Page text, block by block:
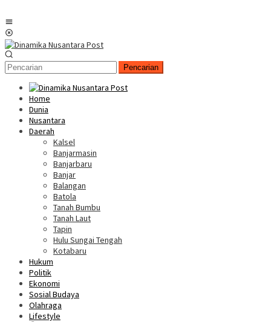
Pencarian
Home
Dunia
Nusantara
Daerah
Kalsel
Banjarmasin
Banjarbaru
Banjar
Balangan
Batola
Tanah Bumbu
Tanah Laut
Tapin
Hulu Sungai Tengah
Kotabaru
Hukum
Politik
Ekonomi
Sosial Budaya
Olahraga
Lifestyle